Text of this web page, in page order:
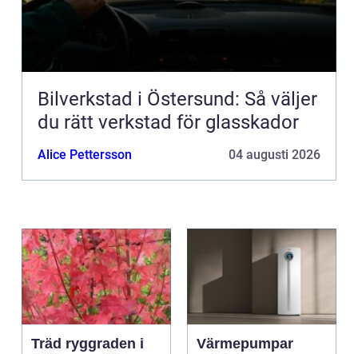
Bilverkstad i Östersund: Så väljer
du rätt verkstad för glasskador
Alice Pettersson 04 augusti 2026
Träd ryggraden i
Värmepumpar